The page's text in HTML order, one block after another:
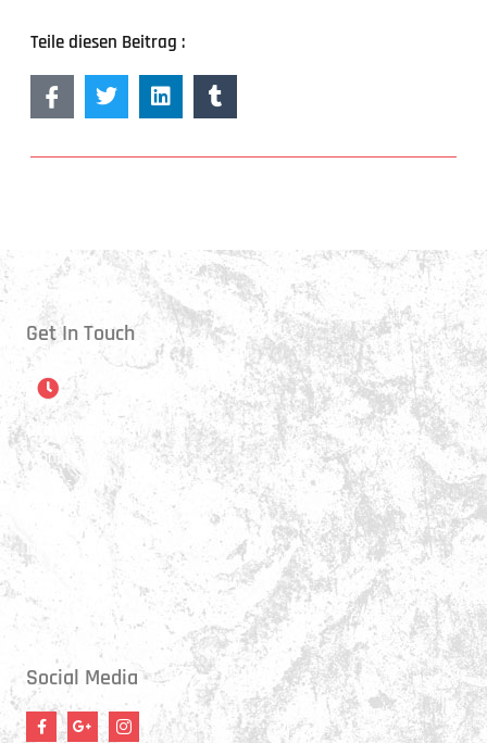
Teile diesen Beitrag :
Get In Touch
Öffnungszeiten
Montag:
17:15 - 21:00 Uhr
Mittwoch:
17:30 - 21:00 Uhr
Donnerstag:
17:15 - 18:45 Uhr
17:30 - 21:00 Uhr
Social Media